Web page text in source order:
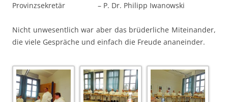
Provinzsekretär – P. Dr. Philipp Iwanowski
Nicht unwesentlich war aber das brüderliche Miteinander,
die viele Gespräche und einfach die Freude ananeinder.